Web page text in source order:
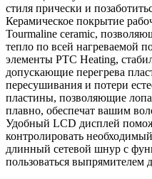
стиля прически и
Керамическое покрытие
Tourmaline ceramic,
тепло по всей нагреваемой
элементы PTC Heating,
допускающие перегрева
пересушивания и потери
пластины, позволяющие
плавно, обеспечат вашим
Удобный LCD дисплей
контролировать
длинный сетевой шнур с
пользоваться выпрямителем